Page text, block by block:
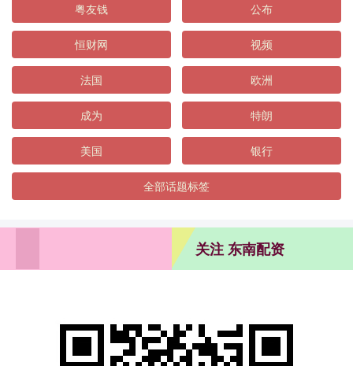
粤友钱 公布
恒财网 视频
法国 欧洲
成为 特朗
美国 银行
全部话题标签
关注 东南配资